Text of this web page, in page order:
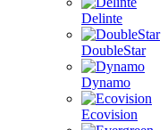
Delinte
DoubleStar
Dynamo
Ecovision